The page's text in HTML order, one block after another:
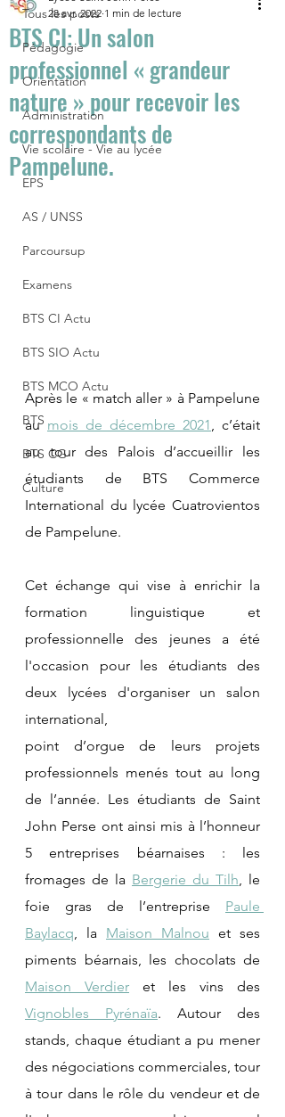
Tous les posts
Pédagogie
Orientation
Administration
Vie scolaire - Vie au lycée
EPS
AS / UNSS
Parcoursup
Examens
BTS CI Actu
BTS SIO Actu
BTS MCO Actu
BTS
BTS CG
Culture
BTS CI: Un salon
professionnel « grandeur
nature » pour recevoir les
correspondants de
Pampelune.
28 avr. 2022 1 min de lecture
Après le « match aller » à Pampelune
au mois de décembre 2021 , c’était
au tour des Palois d’accueillir les
étudiants de BTS Commerce
International du lycée Cuatrovientos
de Pampelune.
Cet échange qui vise à enrichir la
formation linguistique et
professionnelle des jeunes a été
l'occasion pour les étudiants des
deux lycées d'organiser un salon
international,
point d’orgue de leurs projets
professionnels menés tout au long
de l’année. Les étudiants de Saint
John Perse ont ainsi mis à l’honneur
5 entreprises béarnaises : les
fromages de la Bergerie du Tilh, le
foie gras de l’entreprise Paule
Baylacq, la Maison Malnou et ses
Maison Verdier
Vignobles Pyrénaïa. Autour des
stands, chaque étudiant a pu mener
des négociations commerciales, tour
à tour dans le rôle du vendeur et de